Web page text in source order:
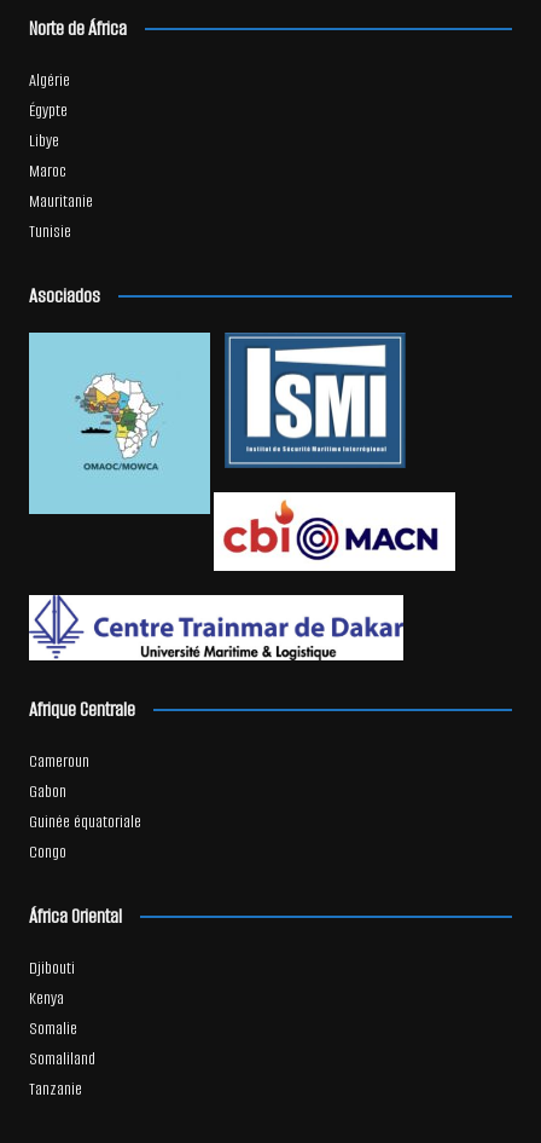
Norte de África
Algérie
Égypte
Libye
Maroc
Mauritanie
Tunisie
Asociados
Afrique Centrale
Cameroun
Gabon
Guinée équatoriale
Congo
África Oriental
Djibouti
Kenya
Somalie
Somaliland
Tanzanie